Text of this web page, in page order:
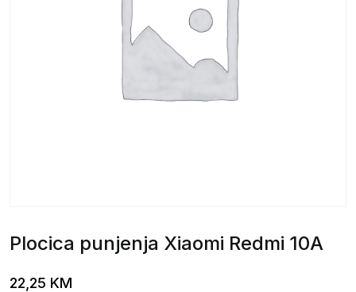
Plocica punjenja Xiaomi Redmi 10A
22,25 KM